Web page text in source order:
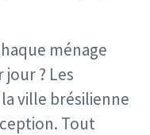
ménage
jour ? Les
ville brésilienne
Tout